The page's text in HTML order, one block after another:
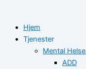
Hjem
Tjenester
Mental Helse
ADD